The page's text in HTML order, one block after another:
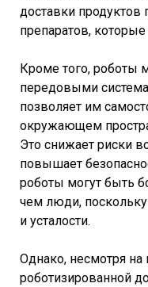
доставки продуктов
препаратов, которые
Кроме того, роботы
передовыми
позволяет им
окружающем
Это снижает риски
повышает
роботы могут быть
чем люди,
и усталости.
Однако, несмотря
роботизированной